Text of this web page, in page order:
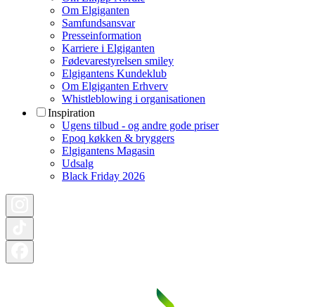
Om Elgiganten
Samfundsansvar
Presseinformation
Karriere i Elgiganten
Fødevarestyrelsen smiley
Elgigantens Kundeklub
Om Elgiganten Erhverv
Whistleblowing i organisationen
Inspiration
Ugens tilbud - og andre gode priser
Epoq køkken & bryggers
Elgigantens Magasin
Udsalg
Black Friday 2026